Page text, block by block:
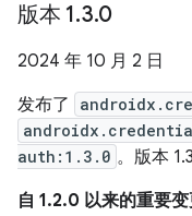
版本 1.3.0
2024 年 10 月 2 日
发布了
auth:1.3.0 。版本
自 1.2.0 以来的重要